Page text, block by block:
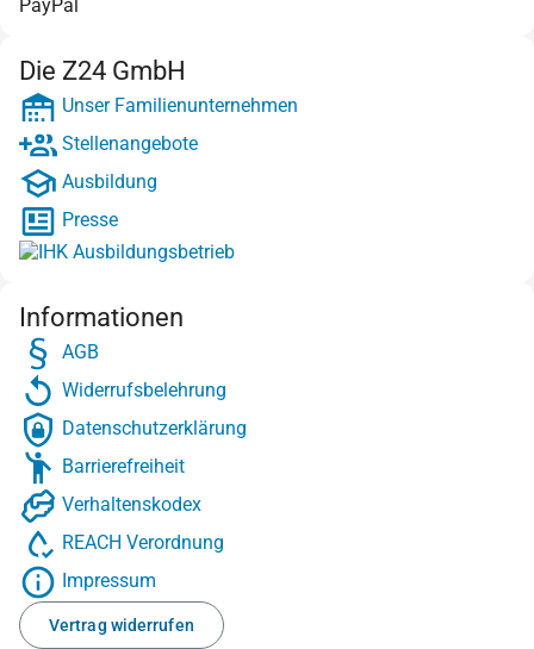
PayPal
Die Z24 GmbH
Unser Familienunternehmen
Stellenangebote
Ausbildung
Presse
Informationen
AGB
Widerrufsbelehrung
Datenschutzerklärung
Barrierefreiheit
Verhaltenskodex
REACH Verordnung
Impressum
Vertrag widerrufen